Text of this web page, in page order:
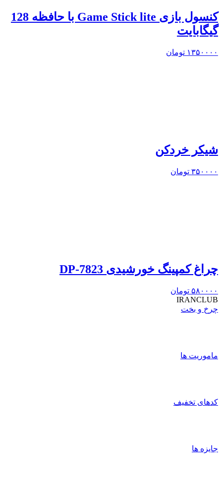
کنسول بازی Game Stick lite با حافظه 128
گیگابایت
۱۳۵۰۰۰۰ تومان
شیکر خردکن
۳۵۰۰۰۰ تومان
چراغ کمپینگ خورشیدی DP-7823
۵۸۰۰۰۰ تومان
IRANCLUB
چرخ و بخت
ماموریت ها
کدهای تخفیف
جایزه ها